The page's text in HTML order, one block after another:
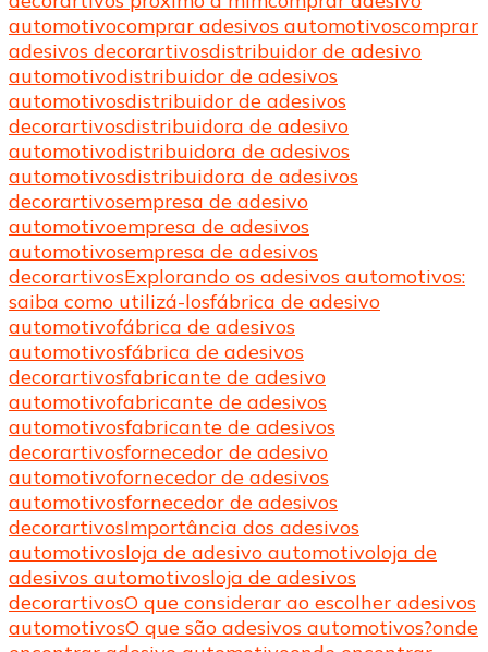
automotivocomprar adesivos automotivoscomprar
adesivos decorartivosdistribuidor de adesivo
automotivodistribuidor de adesivos
automotivosdistribuidor de adesivos
decorartivosdistribuidora de adesivo
automotivodistribuidora de adesivos
automotivosdistribuidora de adesivos
decorartivosempresa de adesivo
automotivoempresa de adesivos
automotivosempresa de adesivos
decorartivosExplorando os adesivos automotivos:
saiba como utilizá-losfábrica de adesivo
automotivofábrica de adesivos
automotivosfábrica de adesivos
decorartivosfabricante de adesivo
automotivofabricante de adesivos
automotivosfabricante de adesivos
decorartivosfornecedor de adesivo
automotivofornecedor de adesivos
automotivosfornecedor de adesivos
decorartivosImportância dos adesivos
automotivosloja de adesivo automotivoloja de
adesivos automotivosloja de adesivos
decorartivosO que considerar ao escolher adesivos
automotivosO que são adesivos automotivos?onde